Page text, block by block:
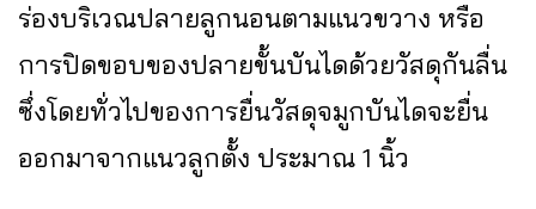
ร่องบริเวณปลายลูกนอนตามแนวขวาง หรือ
การปิดขอบของปลายขั้นบันไดด้วยวัสดุกันลื่น
ซึ่งโดยทั่วไปของการยื่นวัสดุจมูกบันไดจะยื่น
ออกมาจากแนวลูกตั้ง ประมาณ 1 นิ้ว